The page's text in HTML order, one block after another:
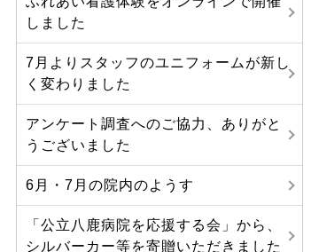
しました
7月よりスタッフのユニフォームが新し
く変わりました
アンケート調査へのご協力、ありがと
うございました
6月・7月の院内のようす
「公立八鹿病院を応援する会」から、
シルバーカー等を寄贈いただきました